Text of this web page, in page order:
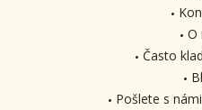
O
Často
Pošlete s